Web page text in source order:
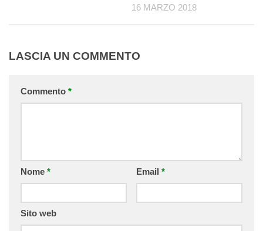
16 MARZO 2018
LASCIA UN COMMENTO
Commento *
Nome * Email *
Sito web